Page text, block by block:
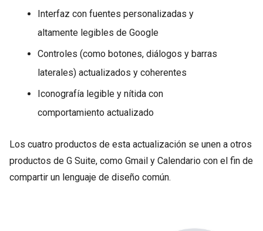
Interfaz con fuentes personalizadas y
altamente legibles de Google
Controles (como botones, diálogos y barras
laterales) actualizados y coherentes
Iconografía legible y nítida con
comportamiento actualizado
Los cuatro productos de esta actualización se unen a otros
productos de G Suite, como Gmail y Calendario con el fin de
compartir un lenguaje de diseño común.